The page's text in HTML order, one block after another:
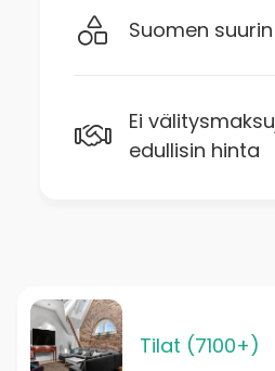
Suomen
Ei
edullisin hinta
Tilat (7100+)